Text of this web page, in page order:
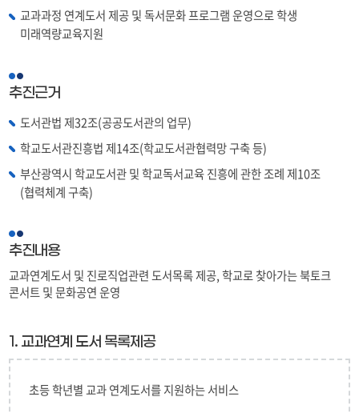
교과과정 연계도서 제공 및 독서문화 프로그램 운영으로 학생
미래역량교육지원
추진근거
도서관법 제32조(공공도서관의 업무)
학교도서관진흥법 제14조(학교도서관협력망 구축 등)
부산광역시 학교도서관 및 학교독서교육 진흥에 관한 조례 제10조
(협력체계 구축)
추진내용
교과연계도서 및 진로직업관련 도서목록 제공, 학교로 찾아가는 북토크
콘서트 및 문화공연 운영
1. 교과연계 도서 목록제공
초등 학년별 교과 연계도서를 지원하는 서비스